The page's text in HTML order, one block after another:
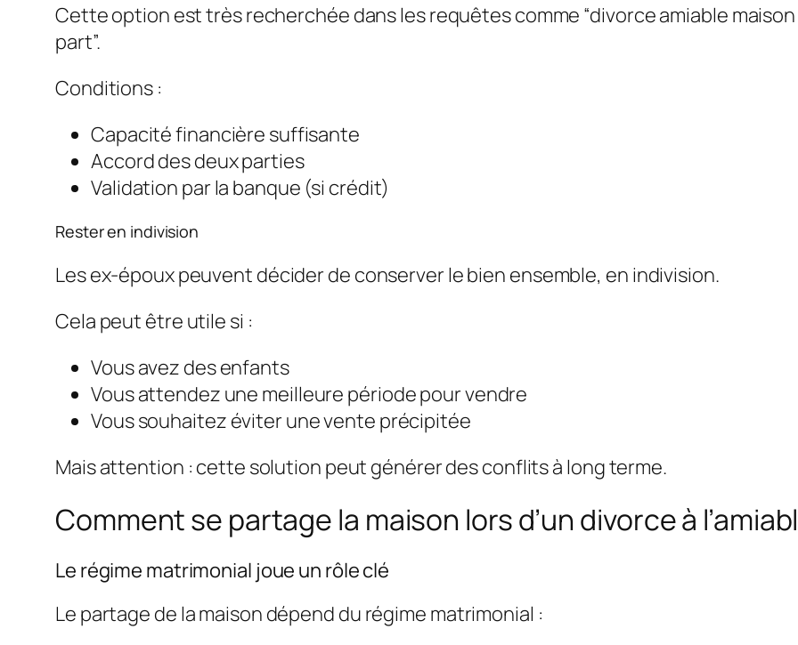
Cette option est très recherchée dans les requêtes comme “divorce amiable
part”.
Conditions :
Capacité financière suffisante
Accord des deux parties
Validation par la banque (si crédit)
Rester en indivision
Les ex-époux peuvent décider de conserver le bien ensemble, en indivision.
Cela peut être utile si :
Vous avez des enfants
Vous attendez une meilleure période pour vendre
Vous souhaitez éviter une vente précipitée
Mais attention : cette solution peut générer des conflits à long terme.
Comment se partage la maison lors d’un divorce à
Le régime matrimonial joue un rôle clé
Le partage de la maison dépend du régime matrimonial :